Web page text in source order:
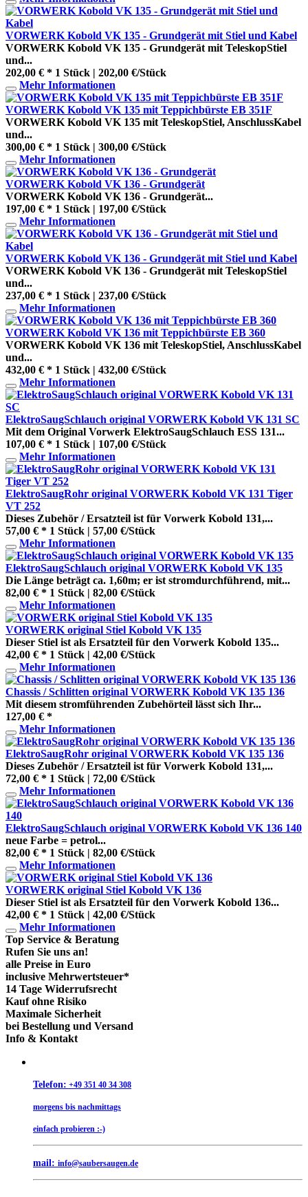
VORWERK Kobold VK 135 - Grundgerät mit Stiel und Kabel
VORWERK Kobold VK 135 - Grundgerät mit TeleskopStiel
und...
202,00 € * 1 Stück | 202,00 €/Stück
Mehr Informationen
VORWERK Kobold VK 135 mit Teppichbürste EB 351F
VORWERK Kobold VK 135 mit TeleskopStiel, AnschlussKabel
und...
300,00 € * 1 Stück | 300,00 €/Stück
Mehr Informationen
VORWERK Kobold VK 136 - Grundgerät
VORWERK Kobold VK 136 - Grundgerät...
197,00 € * 1 Stück | 197,00 €/Stück
Mehr Informationen
VORWERK Kobold VK 136 - Grundgerät mit Stiel und Kabel
VORWERK Kobold VK 136 - Grundgerät mit TeleskopStiel
und...
237,00 € * 1 Stück | 237,00 €/Stück
Mehr Informationen
VORWERK Kobold VK 136 mit Teppichbürste EB 360
VORWERK Kobold VK 136 mit TeleskopStiel, AnschlussKabel
und...
432,00 € * 1 Stück | 432,00 €/Stück
Mehr Informationen
ElektroSaugSchlauch original VORWERK Kobold VK 131 SC
Mit dem Original Vorwerk ElektroSaugSchlauch ESS 131...
107,00 € * 1 Stück | 107,00 €/Stück
Mehr Informationen
ElektroSaugRohr original VORWERK Kobold VK 131 Tiger
VT 252
Dieses Zubehör / Ersatzteil ist für Vorwerk Kobold 131,...
57,00 € * 1 Stück | 57,00 €/Stück
Mehr Informationen
ElektroSaugSchlauch original VORWERK Kobold VK 135
Die Länge beträgt ca. 1,60m; er ist stromdurchführend, mit...
82,00 € * 1 Stück | 82,00 €/Stück
Mehr Informationen
VORWERK original Stiel Kobold VK 135
Dieser Stiel ist als Ersatzteil für den Vorwerk Kobold 135...
42,00 € * 1 Stück | 42,00 €/Stück
Mehr Informationen
Chassis / Schlitten original VORWERK Kobold VK 135 136
Mit diesem stromführenden Zubehörteil lässt sich Ihr...
127,00 € *
Mehr Informationen
ElektroSaugRohr original VORWERK Kobold VK 135 136
Dieses Zubehör / Ersatzteil ist für Vorwerk Kobold 131,...
72,00 € * 1 Stück | 72,00 €/Stück
Mehr Informationen
ElektroSaugSchlauch original VORWERK Kobold VK 136 140
neue Farbe = petrol...
82,00 € * 1 Stück | 82,00 €/Stück
Mehr Informationen
VORWERK original Stiel Kobold VK 136
Dieser Stiel ist als Ersatzteil für den Vorwerk Kobold 136...
42,00 € * 1 Stück | 42,00 €/Stück
Mehr Informationen
Top Service & Beratung
Rufen Sie uns an!
alle Preise in Euro
inclusive Mehrwertsteuer*
14 Tage Widerrufsrecht
Kauf ohne Risiko
Maximale Sicherheit
bei Bestellung und Versand
Info & Kontakt
Telefon: +49 351 40 34 308
morgens bis nachmittags
einfach probieren :-)
mail: info@saubersaugen.de